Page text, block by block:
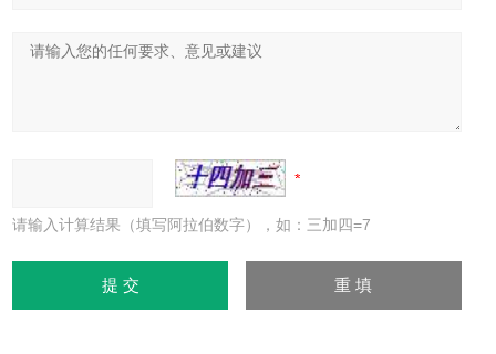
请输入计算结果（填写阿拉伯数字），如：三加四=7